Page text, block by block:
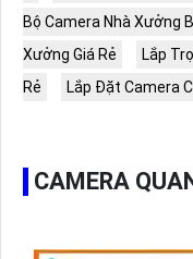
Bộ Camera Nhà Xưởng
Xưởng Giá Rẻ
Lắp
Rẻ
Lắp Đặt Camera
CAMERA